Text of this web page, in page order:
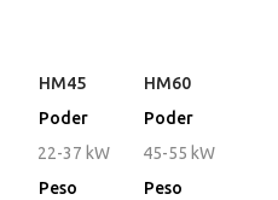
HM45
Poder
22-37 kW
Peso
HM60
Poder
45-55 kW
Peso